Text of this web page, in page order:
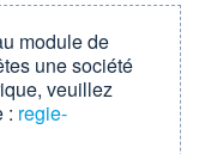
module de
une société
veuillez
: regie-